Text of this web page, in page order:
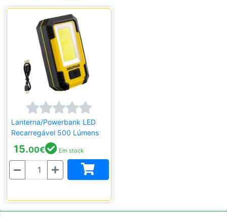
Lanterna/Powerbank LED
Recarregável 500 Lúmens
15.00€ Em stock
Quantidade